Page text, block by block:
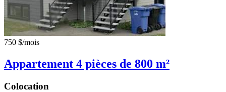
750 $/mois
Appartement 4 pièces de 800 m²
Colocation